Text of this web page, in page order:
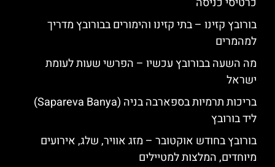
בורובץ קזינו – בתי קזינו והימורים בבורובץ מדריך
למהמרים
מה השעה בבורובץ עכשיו – הפרשי שעות לעומת
ישראל
בריכות תרמיות בספארבה בניה (Sapareva Banya)
ליד בורובץ
בורובץ בחודש אוקטובר – מזג אוויר, שלג, אירועים
מיוחדים, המלצות למטיילים